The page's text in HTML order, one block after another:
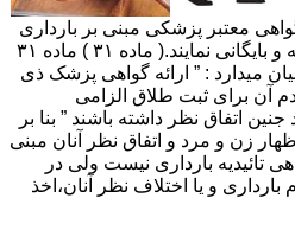
معتبر پزشکی مبنی بر بارداری
یا عدم بارداری زوجه را مطالبه و بایگانی نمایند.( ماده ۳۱ ) ماده ۳۱
میدارد : ” ارائه گواهی پزشک ذی
آن برای ثبت طلاق الزامی
اتفاق نظر داشته باشند ” بنا بر
زن و مرد و اتفاق نظر آنان مبنی
تائیدیه بارداری نیست ولی در
و یا اختلاف نظر آنان،اخذ